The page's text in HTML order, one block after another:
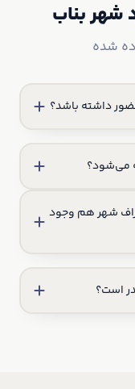
شهر بناب
شده
داشته باشد؟
می‌شود؟
شهر هم وجود
است؟